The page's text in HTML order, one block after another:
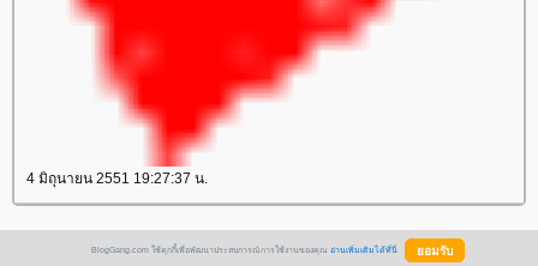
4 มิถุนายน 2551 19:27:37 น.
BlogGang.com ใช้คุกกี้เพื่อพัฒนาประสบการณ์การใช้งานของคุณ อ่านเพิ่มเติมได้ที่นี่